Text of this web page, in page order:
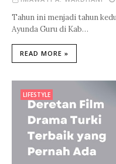
Tahun ini menjadi tahun
Ayunda Guru di Kab…
READ MORE »
LIFESTYLE